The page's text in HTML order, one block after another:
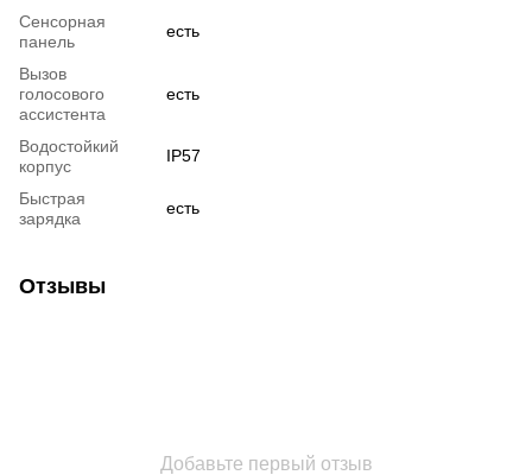
Сенсорная
панель
есть
Вызов
голосового
ассистента
есть
Водостойкий
корпус
IP57
Быстрая
зарядка
есть
Отзывы
Добавьте первый отзыв